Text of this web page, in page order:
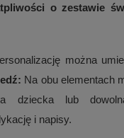
o zestawie
można
Na obu elementach
dziecka lub
i napisy.